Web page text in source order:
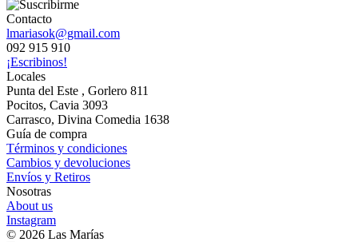
Contacto
lmariasok@gmail.com
092 915 910
¡Escribinos!
Locales
Punta del Este , Gorlero 811
Pocitos, Cavia 3093
Carrasco, Divina Comedia 1638
Guía de compra
Términos y condiciones
Cambios y devoluciones
Envíos y Retiros
Nosotras
About us
Instagram
© 2026 Las Marías